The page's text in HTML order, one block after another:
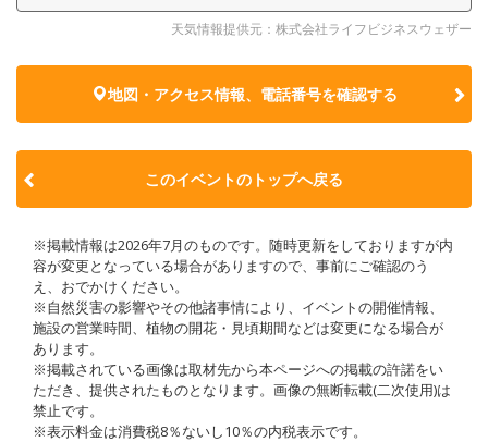
天気情報提供元：株式会社ライフビジネスウェザー
地図・アクセス情報、電話番号を確認する
このイベントのトップへ戻る
※掲載情報は2026年7月のものです。随時更新をしておりますが内
容が変更となっている場合がありますので、事前にご確認のう
え、おでかけください。
※自然災害の影響やその他諸事情により、イベントの開催情報、
施設の営業時間、植物の開花・見頃期間などは変更になる場合が
あります。
※掲載されている画像は取材先から本ページへの掲載の許諾をい
ただき、提供されたものとなります。画像の無断転載(二次使用)は
禁止です。
※表示料金は消費税8％ないし10％の内税表示です。